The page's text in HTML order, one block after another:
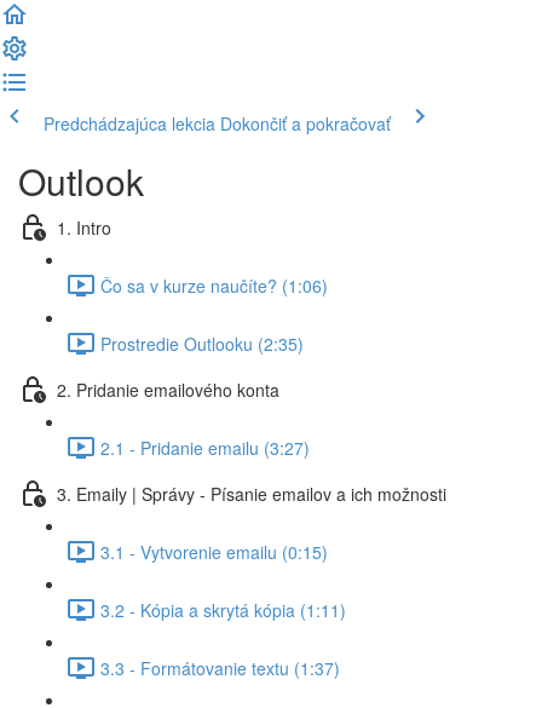
Predchádzajúca lekcia Dokončiť a pokračovať
Outlook
1. Intro
Čo sa v kurze naučíte? (1:06)
Prostredie Outlooku (2:35)
2. Pridanie emailového konta
2.1 - Pridanie emailu (3:27)
3. Emaily | Správy - Písanie emailov a ich možnosti
3.1 - Vytvorenie emailu (0:15)
3.2 - Kópia a skrytá kópia (1:11)
3.3 - Formátovanie textu (1:37)